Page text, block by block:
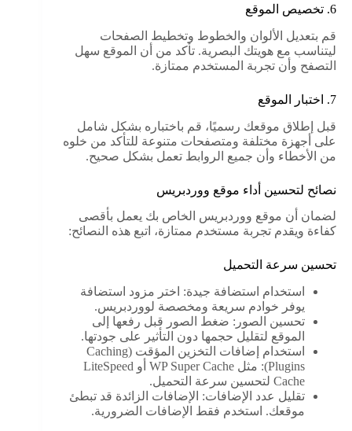
6. تخصيص الموقع
قم بتعديل الألوان والخطوط وتخطيط الصفحات
ليتناسب مع هويتك البصرية. تأكد من أن الموقع سهل
التصفح وأن تجربة المستخدم ممتازة.
7. اختبار الموقع
قبل إطلاق موقعك رسميًا، قم باختباره بشكل شامل
على أجهزة مختلفة ومتصفحات متنوعة للتأكد من خلوه
من الأخطاء وأن جميع الروابط تعمل بشكل صحيح.
نصائح لتحسين أداء موقع ووردبريس
لضمان أن موقع ووردبريس الخاص بك يعمل بأقصى
كفاءة ويقدم تجربة مستخدم ممتازة، اتبع هذه النصائح:
تحسين سرعة التحميل
استخدام استضافة جيدة: اختر مزود استضافة
يوفر خوادم سريعة ومخصصة لووردبريس.
تحسين الصور: ضغط الصور قبل رفعها إلى
الموقع لتقليل حجمها دون التأثير على جودتها.
استخدام إضافات التخزين المؤقت (Caching
Plugins): مثل WP Super Cache أو LiteSpeed
Cache لتحسين سرعة التحميل.
تقليل عدد الإضافات: الإضافات الزائدة قد تبطئ
موقعك. استخدم فقط الإضافات الضرورية.